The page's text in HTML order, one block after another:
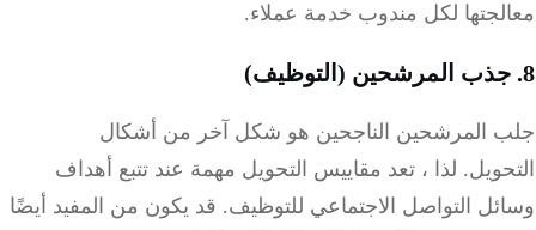
لكل مندوب خدمة عملاء.
المرشحين الناجحين هو شكل آخر من أشكال
لذا ، تعد مقاييس التحويل مهمة عند تتبع أهداف
التواصل الاجتماعي للتوظيف.قد يكون من المفيد أيضًا